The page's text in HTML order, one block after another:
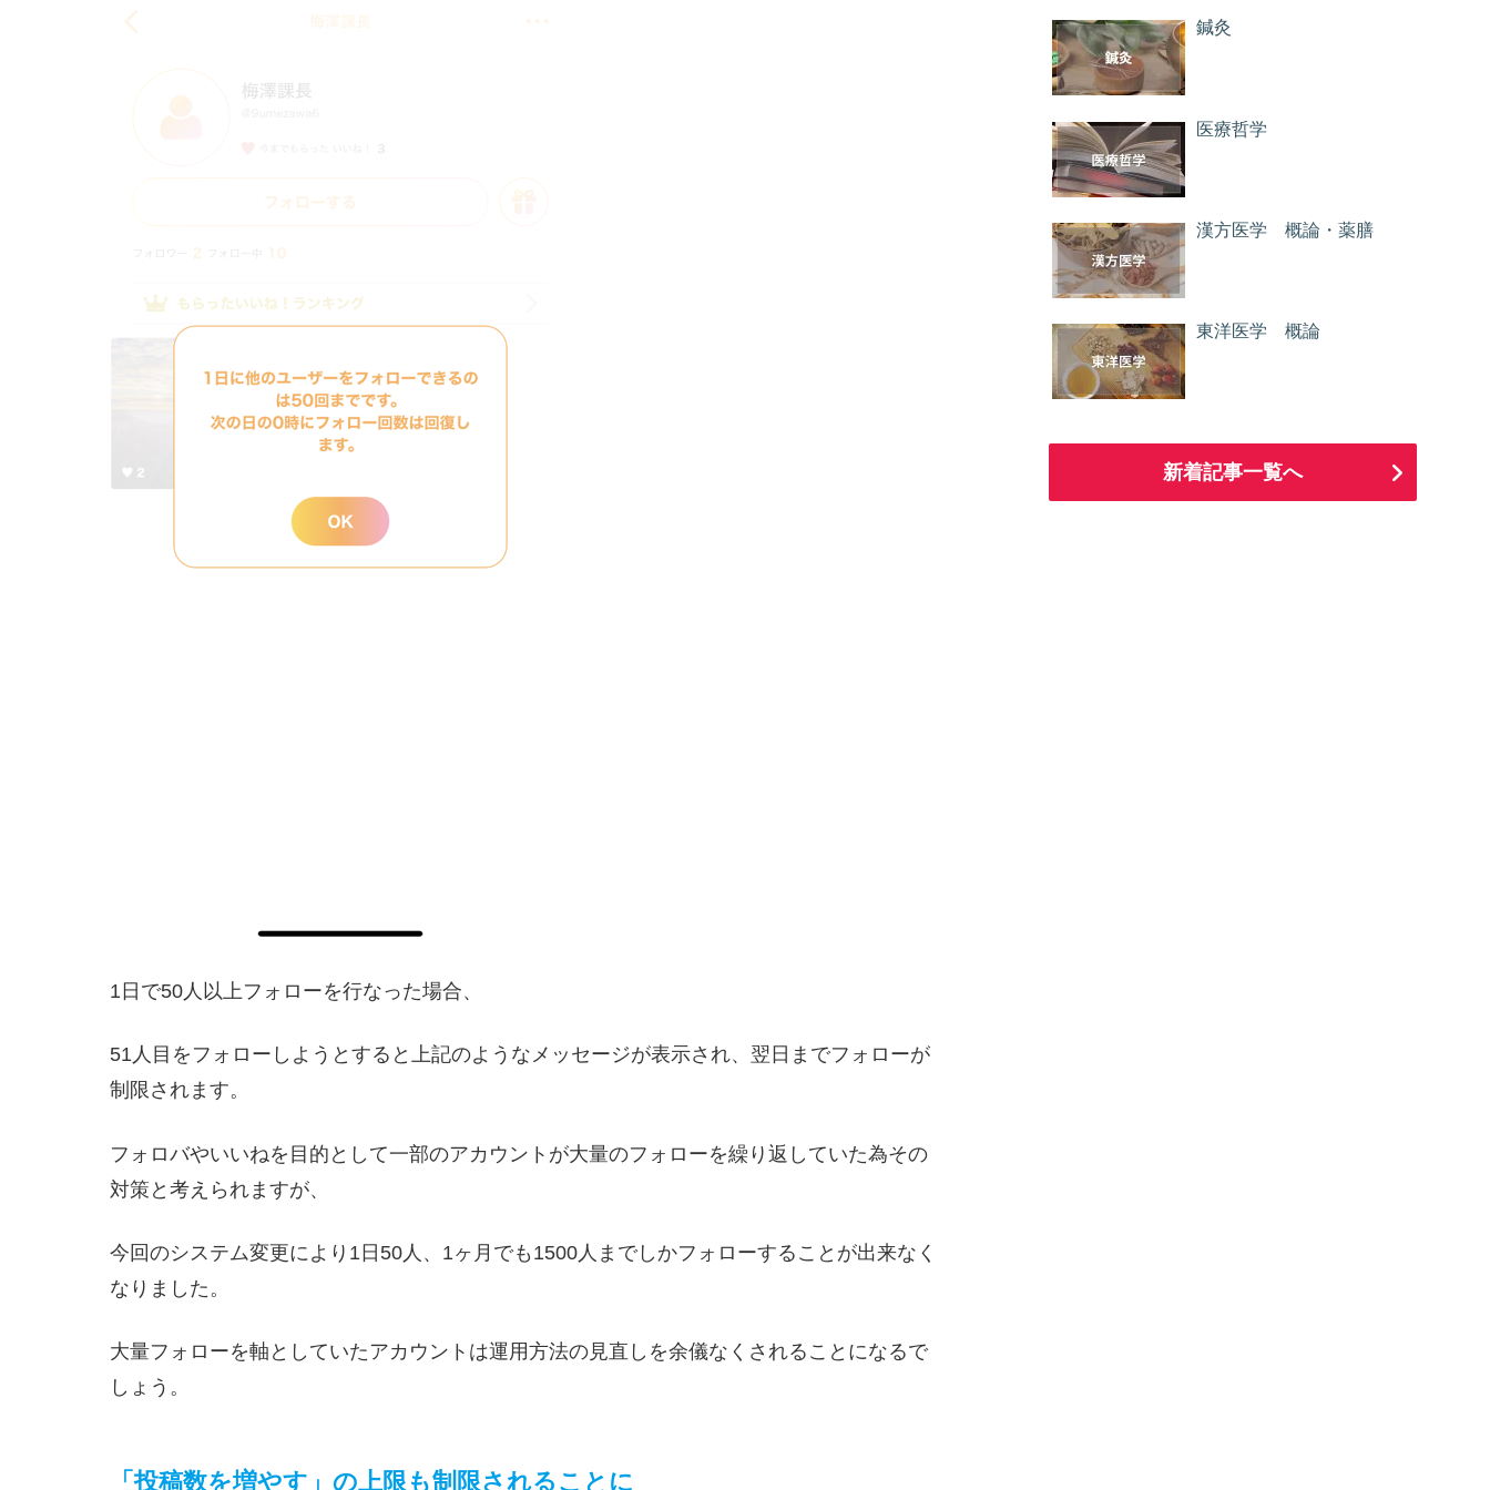
1日で50人以上フォローを行なった場合、
51人目をフォローしようとすると上記のようなメッセージが表示され、翌日までフォローが
制限されます。
フォロバやいいねを目的として一部のアカウントが大量のフォローを繰り返していた為その
対策と考えられますが、
今回のシステム変更により1日50人、1ヶ月でも1500人までしかフォローすることが出来なく
なりました。
大量フォローを軸としていたアカウントは運用方法の見直しを余儀なくされることになるで
しょう。
「投稿数を増やす」の上限も制限されることに
鍼灸
医療哲学
漢方医学 概論・薬膳
東洋医学 概論
新着記事一覧へ